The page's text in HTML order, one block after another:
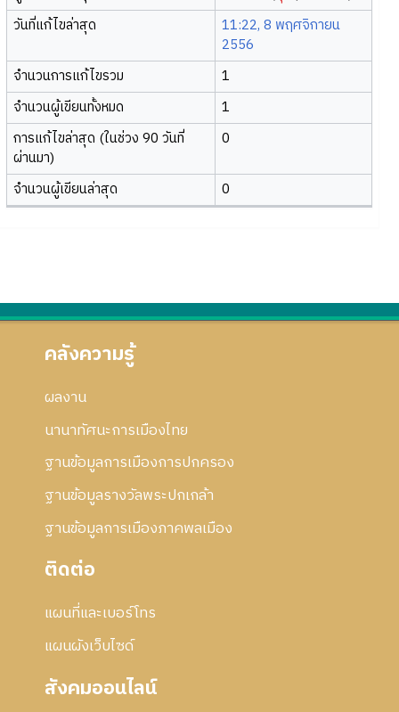
วันที่แก้ไขล่าสุด
11:22, 8 พฤศจิกายน
2556
จำนวนการแก้ไขรวม
1
จำนวนผู้เขียนทั้งหมด
1
การแก้ไขล่าสุด (ในช่วง 90 วันที่
ผ่านมา)
0
จำนวนผู้เขียนล่าสุด 0
คลังความรู้
ผลงาน
นานาทัศนะการเมืองไทย
ฐานข้อมูลการเมืองการปกครอง
ฐานข้อมูลรางวัลพระปกเกล้า
ฐานข้อมูลการเมืองภาคพลเมือง
ติดต่อ
แผนที่และเบอร์โทร
แผนผังเว็บไซด์
สังคมออนไลน์